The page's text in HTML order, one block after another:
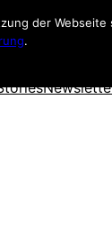
der Webseite
.